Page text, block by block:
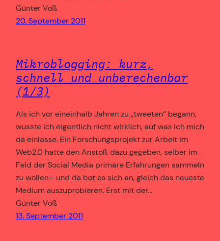
Günter Voß
20. September 2011
Mikroblogging: kurz,
schnell und unberechenbar
(1/3)
Als ich vor eineinhalb Jahren zu „tweeten“ begann,
wusste ich eigentlich nicht wirklich, auf was ich mich
da einlasse. Ein Forschungsprojekt zur Arbeit im
Web2.0 hatte den Anstoß dazu gegeben, selber im
Feld der Social Media primäre Erfahrungen sammeln
zu wollen– und da bot es sich an, gleich das neueste
Medium auszuprobieren. Erst mit der…
Günter Voß
13. September 2011